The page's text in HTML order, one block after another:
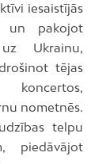
iesaistījās
un pakojot
Ukrainu,
tējas
nometnēs.
telpu
piedāvājot